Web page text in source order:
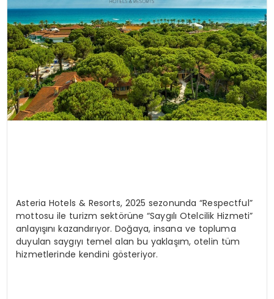
Asteria Hotels & Resorts, 2025 sezonunda “Respectful”
mottosu ile turizm sektörüne “Saygılı Otelcilik Hizmeti”
anlayışını kazandırıyor. Doğaya, insana ve topluma
duyulan saygıyı temel alan bu yaklaşım, otelin tüm
hizmetlerinde kendini gösteriyor.